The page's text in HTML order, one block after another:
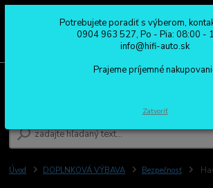
0904 963 527
Po - Pia: 08:00 - 16:00
Úvod DOPLNKOVÁ VÝBAVA Bezpečnosť
Potrebujete poradiť s výberom,
0904 963 527, Po - Pia: 08:00 -
info@hifi-auto.sk
Prajeme príjemné
Zatvoriť